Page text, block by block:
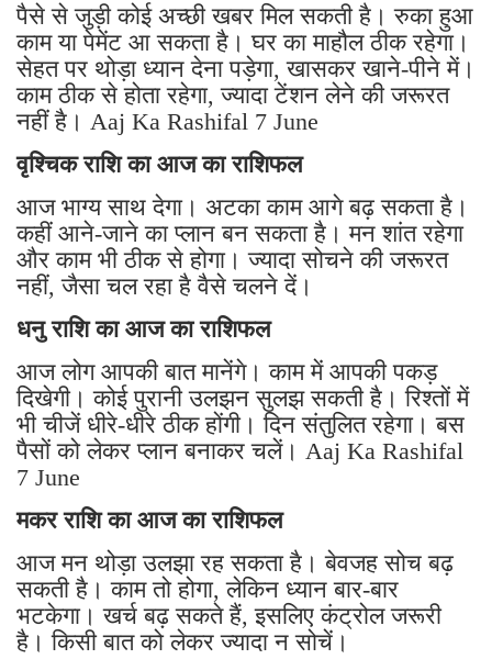
पैसे से जुड़ी कोई अच्छी खबर मिल सकती है। रुका हुआ
काम या पेमेंट आ सकता है। घर का माहौल ठीक रहेगा।
सेहत पर थोड़ा ध्यान देना पड़ेगा, खासकर खाने-पीने में।
काम ठीक से होता रहेगा, ज्यादा टेंशन लेने की जरूरत
नहीं है। Aaj Ka Rashifal 7 June
वृश्चिक राशि का आज का राशिफल
आज भाग्य साथ देगा। अटका काम आगे बढ़ सकता है।
कहीं आने-जाने का प्लान बन सकता है। मन शांत रहेगा
और काम भी ठीक से होगा। ज्यादा सोचने की जरूरत
नहीं, जैसा चल रहा है वैसे चलने दें।
धनु राशि का आज का राशिफल
आज लोग आपकी बात मानेंगे। काम में आपकी पकड़
दिखेगी। कोई पुरानी उलझन सुलझ सकती है। रिश्तों में
भी चीजें धीरे-धीरे ठीक होंगी। दिन संतुलित रहेगा। बस
पैसों को लेकर प्लान बनाकर चलें। Aaj Ka Rashifal
7 June
मकर राशि का आज का राशिफल
आज मन थोड़ा उलझा रह सकता है। बेवजह सोच बढ़
सकती है। काम तो होगा, लेकिन ध्यान बार-बार
भटकेगा। खर्च बढ़ सकते हैं, इसलिए कंट्रोल जरूरी
है। किसी बात को लेकर ज्यादा न सोचें।